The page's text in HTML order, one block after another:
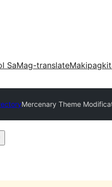
SaMag-translate
Mercenary Theme